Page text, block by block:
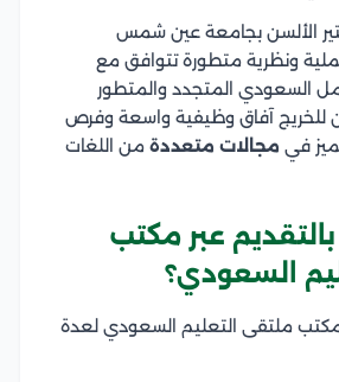
الألسن بجامعة عين شمس
ونظرية متطورة تتوافق مع
السعودي المتجدد والمتطور
للخريج آفاق وظيفية واسعة وفرص
في مجالات متعددة من اللغات
عبر مكتب
السعودي؟
مكتب ملتقى التعليم السعودي لعدة